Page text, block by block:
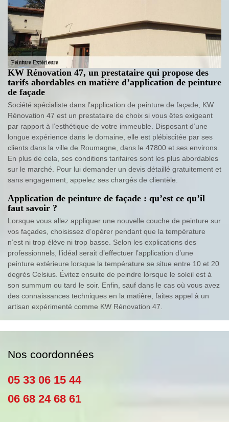
KW Rénovation 47, un prestataire qui propose des
tarifs abordables en matière d’application de peinture
de façade
Société spécialiste dans l’application de peinture de façade, KW
Rénovation 47 est un prestataire de choix si vous êtes exigeant
par rapport à l’esthétique de votre immeuble. Disposant d’une
longue expérience dans le domaine, elle est plébiscitée par ses
clients dans la ville de Roumagne, dans le 47800 et ses environs.
En plus de cela, ses conditions tarifaires sont les plus abordables
sur le marché. Pour lui demander un devis détaillé gratuitement et
sans engagement, appelez ses chargés de clientèle.
Application de peinture de façade : qu’est ce qu’il
faut savoir ?
Lorsque vous allez appliquer une nouvelle couche de peinture sur
vos façades, choisissez d’opérer pendant que la température
n’est ni trop élève ni trop basse. Selon les explications des
professionnels, l’idéal serait d’effectuer l’application d’une
peinture extérieure lorsque la température se situe entre 10 et 20
degrés Celsius. Évitez ensuite de peindre lorsque le soleil est à
son summum ou tard le soir. Enfin, sauf dans le cas où vous avez
des connaissances techniques en la matière, faites appel à un
artisan expérimenté comme KW Rénovation 47.
Nos coordonnées
05 33 06 15 44
06 68 24 68 61